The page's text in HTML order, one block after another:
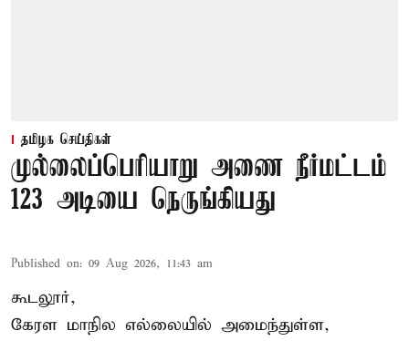
தமிழக செய்திகள்
முல்லைப்பெரியாறு அணை நீர்மட்டம்
123 அடியை நெருங்கியது
Published on: 09 Aug 2026, 11:43 am
கூடலூர்,
கேரள மாநில எல்லையில் அமைந்துள்ள,